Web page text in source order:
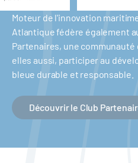
Moteur de l'innovation
Atlantique fédère également
Partenaires, une
elles aussi, participer au
bleue durable et responsable.
Découvrir le Club